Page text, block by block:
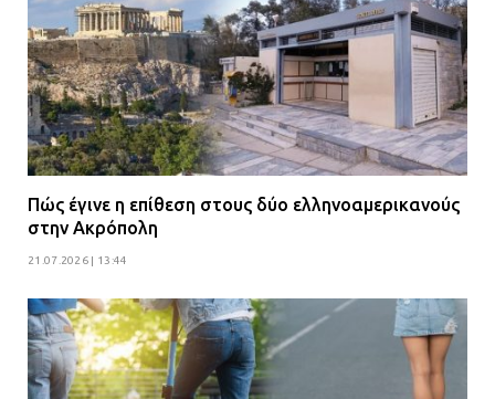
Πώς έγινε η επίθεση στους δύο ελληνοαμερικανούς
στην Ακρόπολη
21.07.2026 | 13:44